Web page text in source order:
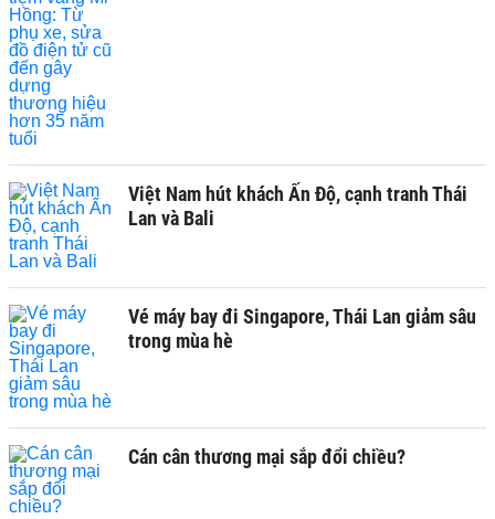
Việt Nam hút khách Ấn Độ, cạnh tranh Thái
Lan và Bali
Vé máy bay đi Singapore, Thái Lan giảm sâu
trong mùa hè
Cán cân thương mại sắp đổi chiều?